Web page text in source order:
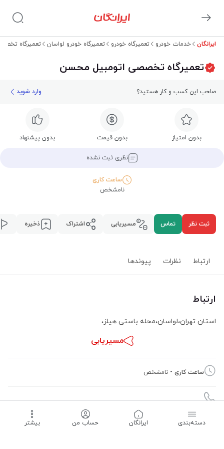
ایرانگان خدمات خودرو تعمیرگاه خودرو تعمیرگاه خودرو لواسان تعمیرگاه
تعمیرگاه تخصصی اتومبیل محسن
صاحب این کسب و کار هستید؟ وارد شوید
بدون امتیاز بدون قیمت بدون پیشنهاد
نظری ثبت نشده
ساعت کاری
نامشخص
ثبت نظر تماس مسیریابی اشتراک ذخیره
ارتباط نظرات پیوند‌ها
ارتباط
استان تهران،لواسان،محله باستی هیلز،
مسیریابی
ساعت کاری - نامشخص
09197638521
دسته‌بندی ‌ایرانگان حساب من بیشتر